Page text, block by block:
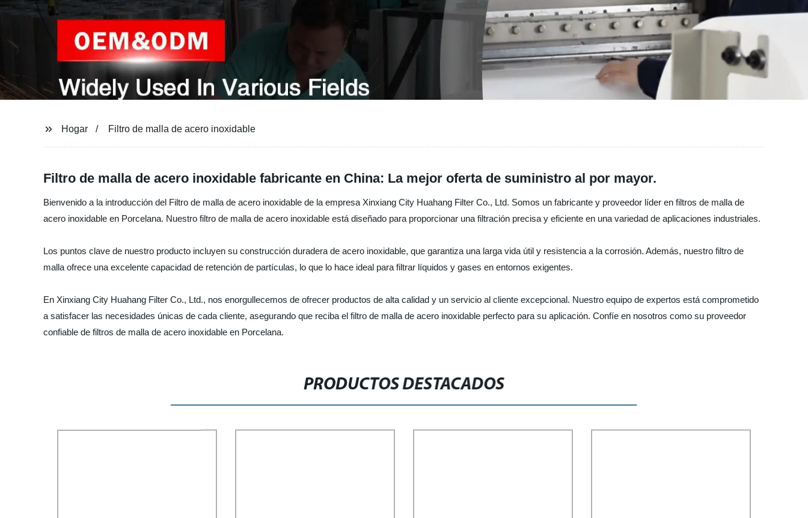
Hogar Filtro de malla de acero inoxidable
Filtro de malla de acero inoxidable fabricante en China: La mejor oferta de suministro al por mayor.
Bienvenido a la introducción del Filtro de malla de acero inoxidable de la empresa Xinxiang City Huahang Filter Co., Ltd. Somos un fabricante y proveedor líder en filtros de malla de
acero inoxidable en Porcelana. Nuestro filtro de malla de acero inoxidable está diseñado para proporcionar una filtración precisa y eficiente en una variedad de aplicaciones industriales.
Los puntos clave de nuestro producto incluyen su construcción duradera de acero inoxidable, que garantiza una larga vida útil y resistencia a la corrosión. Además, nuestro filtro de
malla ofrece una excelente capacidad de retención de partículas, lo que lo hace ideal para filtrar líquidos y gases en entornos exigentes.
En Xinxiang City Huahang Filter Co., Ltd., nos enorgullecemos de ofrecer productos de alta calidad y un servicio al cliente excepcional. Nuestro equipo de expertos está comprometido
a satisfacer las necesidades únicas de cada cliente, asegurando que reciba el filtro de malla de acero inoxidable perfecto para su aplicación. Confíe en nosotros como su proveedor
confiable de filtros de malla de acero inoxidable en Porcelana.
PRODUCTOS DESTACADOS